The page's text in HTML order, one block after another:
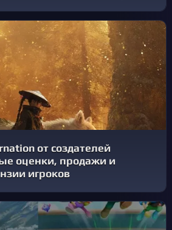
от создателей
оценки, продажи и
игроков